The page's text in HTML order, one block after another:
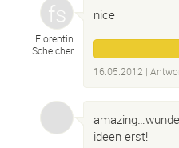
Florentin
Scheicher
nice
16.05.2012 |
ideen erst!